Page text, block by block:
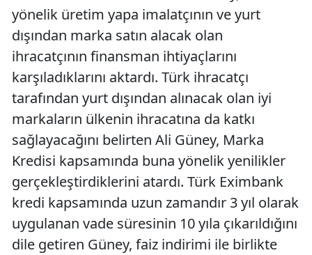
yönelik üretim yapa imalatçının ve yurt
dışından marka satın alacak olan
ihracatçının finansman ihtiyaçlarını
karşıladıklarını aktardı. Türk ihracatçı
tarafından yurt dışından alınacak olan iyi
markaların ülkenin ihracatına da katkı
sağlayacağını belirten Ali Güney, Marka
Kredisi kapsamında buna yönelik yenilikler
gerçekleştirdiklerini atardı. Türk Eximbank
kredi kapsamında uzun zamandır 3 yıl olarak
uygulanan vade süresinin 10 yıla çıkarıldığını
dile getiren Güney, faiz indirimi ile birlikte